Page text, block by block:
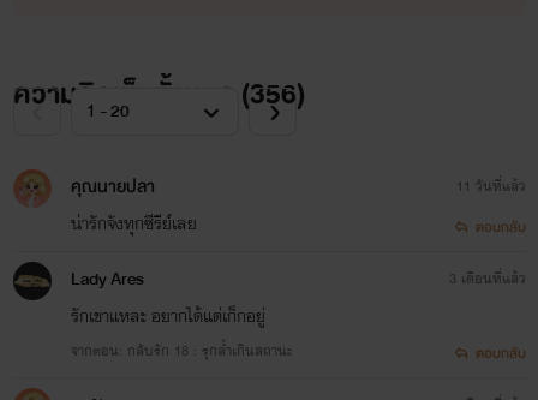
ความคิดเห็นทั้งหมด (356)
คุณนายปลา
น่ารักจังทุกซีรีย์เลย
11 วันที่แล้ว
ตอบกลับ
Lady Ares
รักเขาแหละ อยากได้แต่เก็กอยู่
จากตอน: กลับรัก 18 : รุกล้ำเกินสถานะ
3 เดือนที่แล้ว
ตอบกลับ